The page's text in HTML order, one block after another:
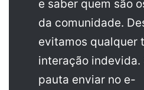
e saber quem são
da comunidade.
evitamos qualquer
interação indevida.
pauta enviar no e-